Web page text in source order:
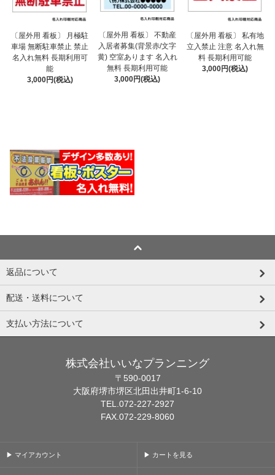
〔屋外用 看板〕 月極駐
車場 無断駐車禁止 禁止
名入れ無料 長期利用可
能
3,000円(税込)
〔屋外用 看板〕 不動産
入居者募集(背景赤/文字
黄) 空室あります 名入れ
無料 長期利用可能
3,000円(税込)
〔屋外用 看板〕 私有地
立入禁止 注意 名入れ無
料 長期利用可能
3,000円(税込)
返品について
配送・送料について
支払い方法について
株式会社いいなプランニング
〒590-0017
大阪府堺市堺区北田出井町1-6-10
TEL.072-227-2927
FAX.072-229-8060
▶ マイアカウント ▶ カートを見る